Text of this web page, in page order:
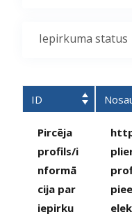
Iepirkuma status
ID
Pircēja
profils/i
nformā
cija par
iepirku